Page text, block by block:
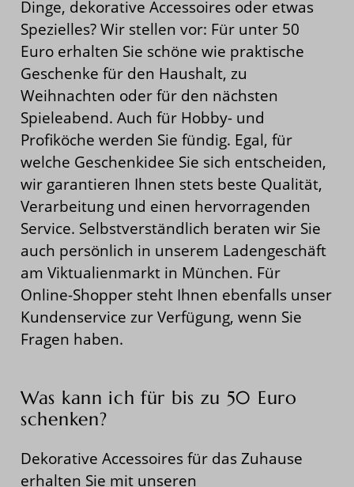
Dinge, dekorative Accessoires oder etwas
Spezielles? Wir stellen vor: Für unter 50
Euro erhalten Sie schöne wie praktische
Geschenke für den Haushalt, zu
Weihnachten oder für den nächsten
Spieleabend. Auch für Hobby- und
Profiköche werden Sie fündig. Egal, für
welche Geschenkidee Sie sich entscheiden,
wir garantieren Ihnen stets beste Qualität,
Verarbeitung und einen hervorragenden
Service. Selbstverständlich beraten wir Sie
auch persönlich in unserem Ladengeschäft
am Viktualienmarkt in München. Für
Online-Shopper steht Ihnen ebenfalls unser
Kundenservice zur Verfügung, wenn Sie
Fragen haben.
Was kann ich für bis zu 50 Euro
schenken?
Dekorative Accessoires für das Zuhause
erhalten Sie mit unseren